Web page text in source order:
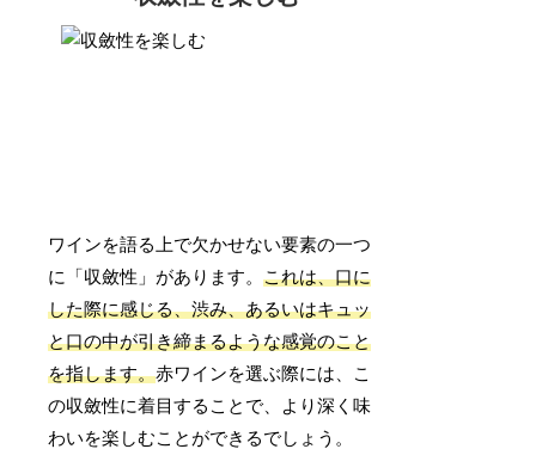
ワインを語る上で欠かせない要素の一つ
に「収斂性」があります。これは、口に
した際に感じる、渋み、あるいはキュッ
と口の中が引き締まるような感覚のこと
を指します。赤ワインを選ぶ際には、こ
の収斂性に着目することで、より深く味
わいを楽しむことができるでしょう。